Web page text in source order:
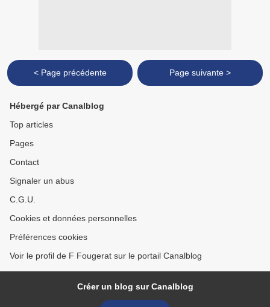
< Page précédente Page suivante >
Hébergé par Canalblog
Top articles
Pages
Contact
Signaler un abus
C.G.U.
Cookies et données personnelles
Préférences cookies
Voir le profil de F Fougerat sur le portail Canalblog
Créer un blog sur Canalblog